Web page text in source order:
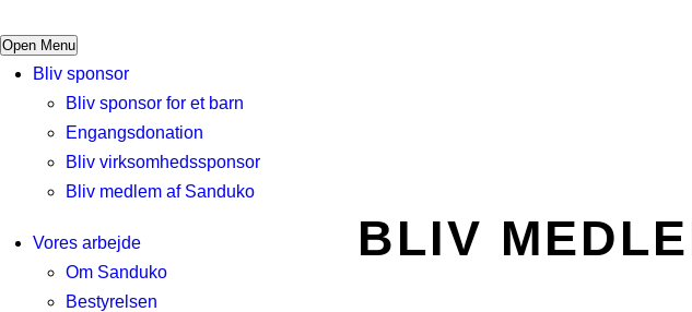
Open Menu
Bliv sponsor
Bliv sponsor for et barn
Engangsdonation
Bliv virksomhedssponsor
Bliv medlem af Sanduko
Vores arbejde
Om Sanduko
Bestyrelsen
BLIV